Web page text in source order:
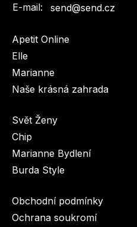
E-mail:
send@send.cz
Apetit Online
Elle
Marianne
Naše krásná zahrada
Svět Ženy
Chip
Marianne Bydlení
Burda Style
Obchodní podmínky
Ochrana soukromí